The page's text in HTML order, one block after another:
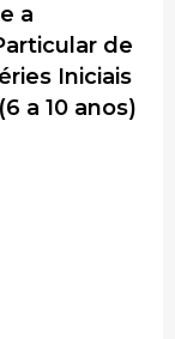
a
de
Iniciais
a 10 anos)